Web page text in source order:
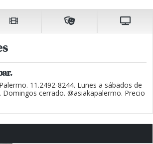
11.2492-8244. Lunes a sábados de
Domingos cerrado. @asiakapalermo. Precio